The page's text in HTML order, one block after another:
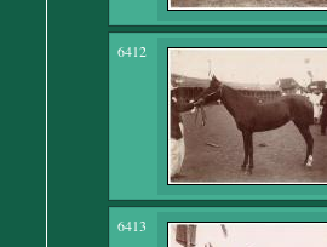
6412
6413